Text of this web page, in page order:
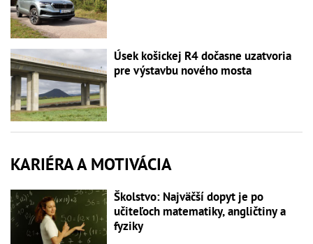
Úsek košickej R4 dočasne uzatvoria
pre výstavbu nového mosta
KARIÉRA A MOTIVÁCIA
Školstvo: Najväčší dopyt je po
učiteľoch matematiky, angličtiny a
fyziky